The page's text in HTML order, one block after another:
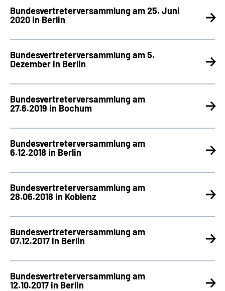
Bundesvertreter­versammlung am 25. Juni
2020 in Berlin
Bundesvertreter­versammlung am 5.
Dezember in Berlin
Bundesvertreterversammlung am
27.6.2019 in Bochum
Bundesvertreter­versammlung am
6.12.2018 in Berlin
Bundesvertreterversammlung am
28.06.2018 in Koblenz
Bundesvertreterversammlung am
07.12.2017 in Berlin
Bundesvertreterversammlung am
12.10.2017 in Berlin